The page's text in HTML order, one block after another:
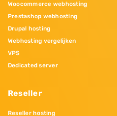
Woocommerce webhosting
Prestashop webhosting
Drupal hosting
Webhosting vergelijken
VPS
Dedicated server
Reseller
Reseller hosting